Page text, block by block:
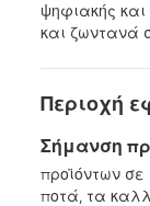
ψηφιακής και
και ζωντανά
Περιοχή
Σήμανση
προϊόντων
ποτά, τα